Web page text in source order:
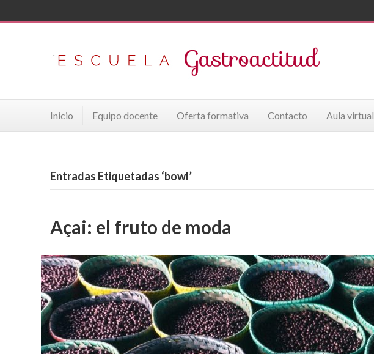
Inicio Equipo docente Oferta formativa Contacto Aula virtual
Entradas Etiquetadas ‘bowl’
Açai: el fruto de moda